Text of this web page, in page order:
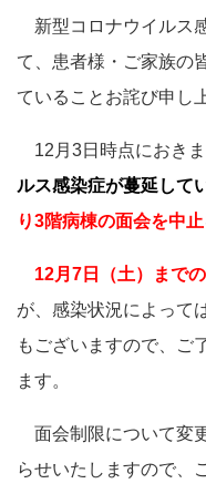
新型コロナウイルス
て、患者様・ご家族の
ていることお詫び申し
12月3日時点におき
ルス感染症が蔓延して
り3階病棟の面会を中止
12月7日（土）まで
が、感染状況によって
もございますので、ご
ます。
面会制限について変
らせいたしますので、